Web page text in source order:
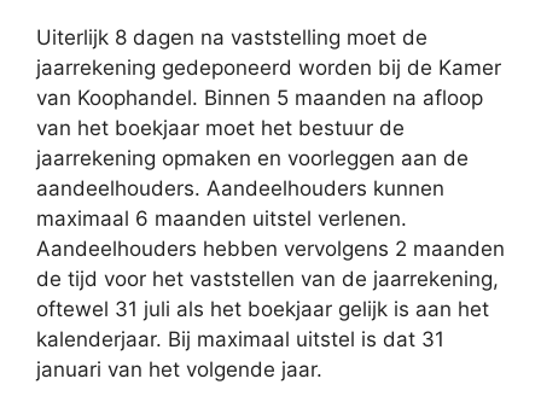
Uiterlijk 8 dagen na vaststelling moet de
jaarrekening gedeponeerd worden bij de Kamer
van Koophandel. Binnen 5 maanden na afloop
van het boekjaar moet het bestuur de
jaarrekening opmaken en voorleggen aan de
aandeelhouders. Aandeelhouders kunnen
maximaal 6 maanden uitstel verlenen.
Aandeelhouders hebben vervolgens 2 maanden
de tijd voor het vaststellen van de jaarrekening,
oftewel 31 juli als het boekjaar gelijk is aan het
kalenderjaar. Bij maximaal uitstel is dat 31
januari van het volgende jaar.